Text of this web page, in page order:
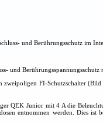
und Berührungsschutz im
und Berührungsspannungsschutz
FI-Schutzschalter (Bild
QEK Junior mit 4 A die
entnommen werden. Dies ist